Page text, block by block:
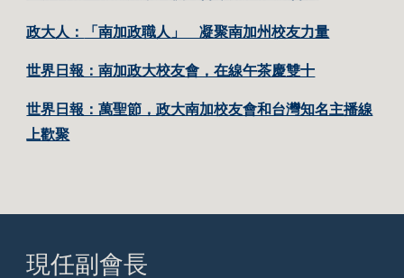
政大人：
「南加政職人」　凝聚南加州校友力量
世界日報：南加政大校友會，在線午茶慶雙十
世界日報：萬聖節，政大南加校友會和台灣知名主播線
上歡聚
現任副會長